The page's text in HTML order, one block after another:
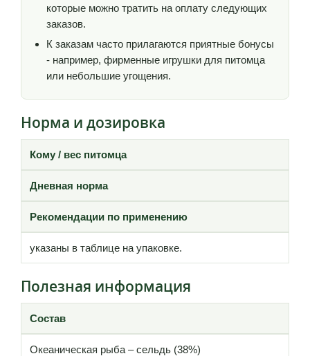
которые можно тратить на оплату следующих
заказов.
К заказам часто прилагаются приятные бонусы
- например, фирменные игрушки для питомца
или небольшие угощения.
Норма и дозировка
Кому / вес питомца
Дневная норма
Рекомендации по применению
указаны в таблице на упаковке.
Полезная информация
Состав
Океаническая рыба – сельдь (38%)